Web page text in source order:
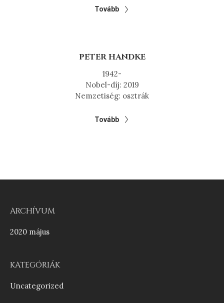
Tovább
PETER HANDKE
1942-
Nobel-díj: 2019
Nemzetiség: osztrák
Tovább
ARCHÍVUM
2020 május
KATEGÓRIÁK
Uncategorized